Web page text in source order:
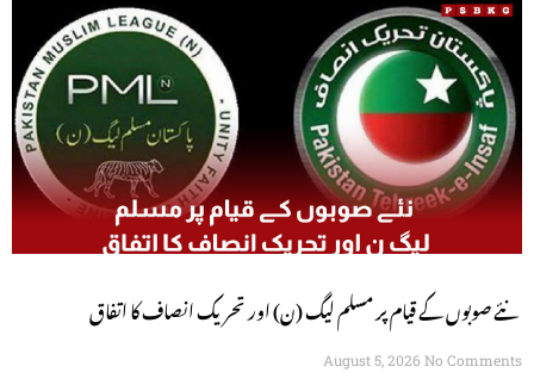
نئے صوبوں کے قیام پر مسلم لیگ (ن) اور تحریک انصاف کا اتفاق
August 5, 2026 No Comments